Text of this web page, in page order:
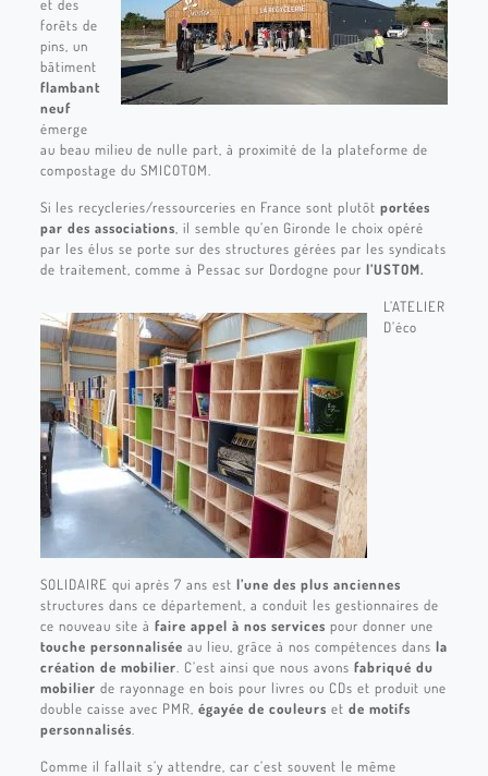
et des
forêts de
pins, un
bâtiment
flambant
neuf
émerge
au beau milieu de nulle part, à proximité de la plateforme de
compostage du SMICOTOM.
Si les recycleries/ressourceries en France sont plutôt portées
par des associations , il semble qu’en Gironde le choix opéré
par les élus se porte sur des structures gérées par les syndicats
de traitement, comme à Pessac sur Dordogne pour l’USTOM.
L’ATELIER
D’éco
SOLIDAIRE qui après 7 ans est l’une des plus anciennes
structures dans ce département, a conduit les gestionnaires de
ce nouveau site à faire appel à nos services pour donner une
touche personnalisée au lieu, grâce à nos compétences dans la
création de mobilier . C’est ainsi que nous avons fabriqué du
mobilier de rayonnage en bois pour livres ou CDs et produit une
double caisse avec PMR, égayée de couleurs et de motifs
personnalisés
Comme il fallait s’y attendre, car c’est souvent le même